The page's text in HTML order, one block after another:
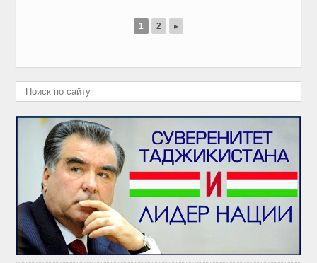
1 2 ▸